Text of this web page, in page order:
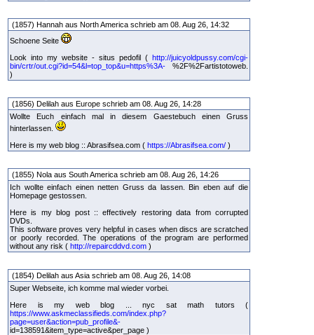
(1857) Hannah aus North America schrieb am 08. Aug 26, 14:32
Schoene Seite
Look into my website - situs pedofil ( http://juicyoldpussy.com/cgi-
bin/crtr/out.cgi?id=54&l=top_top&u=https%3A- %2F%2Fartistotoweb.
)
(1856) Delilah aus Europe schrieb am 08. Aug 26, 14:28
Wollte Euch einfach mal in diesem Gaestebuch einen Gruss
hinterlassen.
Here is my web blog :: Abrasifsea.com ( https://Abrasifsea.com/ )
(1855) Nola aus South America schrieb am 08. Aug 26, 14:26
Ich wollte einfach einen netten Gruss da lassen. Bin eben auf die
Homepage gestossen.
Here is my blog post :: effectively restoring data from corrupted
DVDs.
This software proves very helpful in cases when discs are scratched
or poorly recorded. The operations of the program are performed
without any risk ( http://repaircddvd.com )
(1854) Delilah aus Asia schrieb am 08. Aug 26, 14:08
Super Webseite, ich komme mal wieder vorbei.
Here is my web blog ... nyc sat math tutors (
https://www.askmeclassifieds.com/index.php?
page=user&action=pub_profile&-
id=138591&item_type=active&per_page )